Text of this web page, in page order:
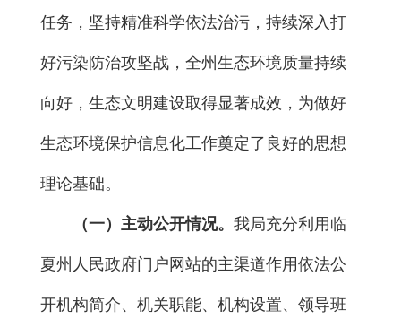
任务，坚持精准科学依法治污，持续深入打
好污染防治攻坚战，全州生态环境质量持续
向好，生态文明建设取得显著成效，为做好
生态环境保护信息化工作奠定了良好的思想
理论基础。
（一）主动公开情况。 我局充分利用临
夏州人民政府门户网站的主渠道作用依法公
开机构简介、机关职能、机构设置、领导班